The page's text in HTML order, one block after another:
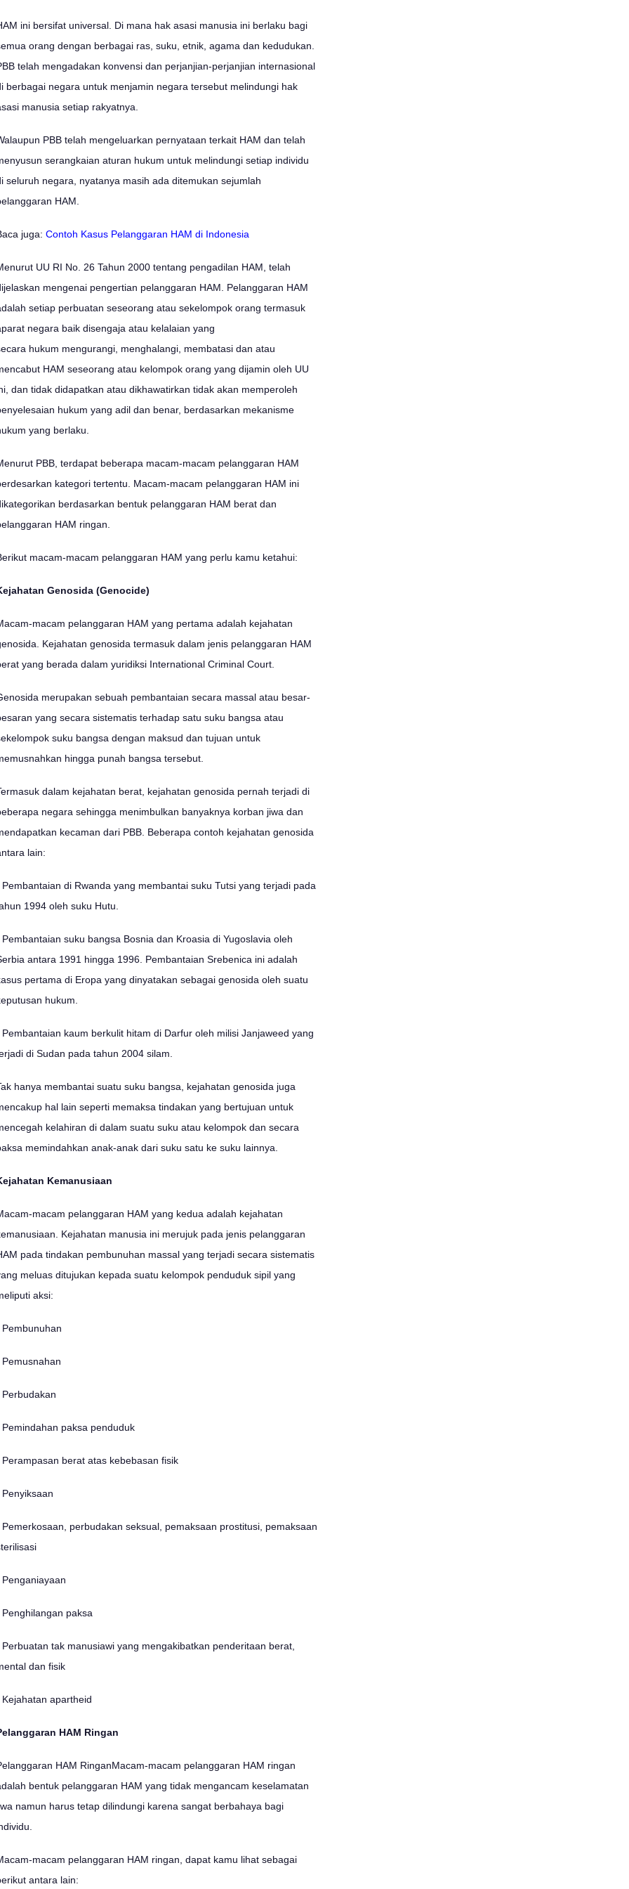
ini bersifat universal. Di mana hak asasi manusia ini berlaku bagi
orang dengan berbagai ras, suku, etnik, agama dan kedudukan.
telah mengadakan konvensi dan perjanjian-perjanjian internasional
berbagai negara untuk menjamin negara tersebut melindungi hak
manusia setiap rakyatnya.
PBB telah mengeluarkan pernyataan terkait HAM dan telah
serangkaian aturan hukum untuk melindungi setiap individu
seluruh negara, nyatanya masih ada ditemukan sejumlah
HAM.
juga: Contoh Kasus Pelanggaran HAM di Indonesia
UU RI No. 26 Tahun 2000 tentang pengadilan HAM, telah
mengenai pengertian pelanggaran HAM. Pelanggaran HAM
setiap perbuatan seseorang atau sekelompok orang termasuk
negara baik disengaja atau kelalaian yang
hukum mengurangi, menghalangi, membatasi dan atau
HAM seseorang atau kelompok orang yang dijamin oleh UU
dan tidak didapatkan atau dikhawatirkan tidak akan memperoleh
hukum yang adil dan benar, berdasarkan mekanisme
yang berlaku.
PBB, terdapat beberapa macam-macam pelanggaran HAM
kategori tertentu. Macam-macam pelanggaran HAM ini
berdasarkan bentuk pelanggaran HAM berat dan
HAM ringan.
macam-macam pelanggaran HAM yang perlu kamu ketahui:
Genosida (Genocide)
macam pelanggaran HAM yang pertama adalah kejahatan
Kejahatan genosida termasuk dalam jenis pelanggaran HAM
yang berada dalam yuridiksi International Criminal Court.
merupakan sebuah pembantaian secara massal atau besar-
yang secara sistematis terhadap satu suku bangsa atau
suku bangsa dengan maksud dan tujuan untuk
hingga punah bangsa tersebut.
dalam kejahatan berat, kejahatan genosida pernah terjadi di
negara sehingga menimbulkan banyaknya korban jiwa dan
kecaman dari PBB. Beberapa contoh kejahatan genosida
lain:
Pembantaian di Rwanda yang membantai suku Tutsi yang terjadi pada
1994 oleh suku Hutu.
Pembantaian suku bangsa Bosnia dan Kroasia di Yugoslavia oleh
antara 1991 hingga 1996. Pembantaian Srebenica ini adalah
pertama di Eropa yang dinyatakan sebagai genosida oleh suatu
hukum.
Pembantaian kaum berkulit hitam di Darfur oleh milisi Janjaweed yang
di Sudan pada tahun 2004 silam.
hanya membantai suatu suku bangsa, kejahatan genosida juga
hal lain seperti memaksa tindakan yang bertujuan untuk
kelahiran di dalam suatu suku atau kelompok dan secara
memindahkan anak-anak dari suku satu ke suku lainnya.
Kemanusiaan
macam pelanggaran HAM yang kedua adalah kejahatan
Kejahatan manusia ini merujuk pada jenis pelanggaran
pada tindakan pembunuhan massal yang terjadi secara sistematis
meluas ditujukan kepada suatu kelompok penduduk sipil yang
aksi:
Pembunuhan
Pemusnahan
Perbudakan
Pemindahan paksa penduduk
Perampasan berat atas kebebasan fisik
Penyiksaan
Pemerkosaan, perbudakan seksual, pemaksaan prostitusi, pemaksaan
Penganiayaan
Penghilangan paksa
Perbuatan tak manusiawi yang mengakibatkan penderitaan berat,
dan fisik
Kejahatan apartheid
HAM Ringan
HAM RinganMacam-macam pelanggaran HAM ringan
bentuk pelanggaran HAM yang tidak mengancam keselamatan
namun harus tetap dilindungi karena sangat berbahaya bagi
macam pelanggaran HAM ringan, dapat kamu lihat sebagai
antara lain: